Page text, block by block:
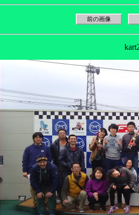
前の画像